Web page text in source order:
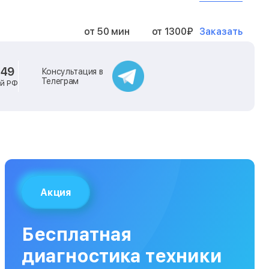
от 50 мин от 1300₽ Заказать
от 40 мин
от 40 мин
от 120 мин
РФ
Консультация в
Телеграм
Акция
Бесплатная
диагностика техники